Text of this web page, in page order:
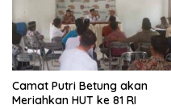
Camat Putri Betung akan
Meriahkan HUT ke 81 RI